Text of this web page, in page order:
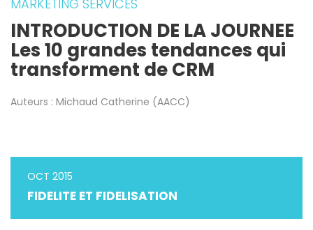
MARKETING SERVICES
INTRODUCTION DE LA JOURNEE
Les 10 grandes tendances qui
transforment de CRM
Auteurs : Michaud Catherine (AACC)
OCT 2015
FIDELITE ET FIDELISATION